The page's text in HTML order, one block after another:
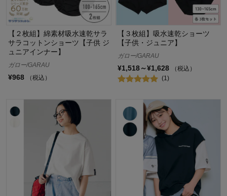
【２枚組】綿素材吸水速乾サラ
サラコットンショーツ【子供 ジ
ュニアインナー】
ガロー/GARAU
¥968 （税込）
【３枚組】吸水速乾ショーツ
【子供・ジュニア】
ガロー/GARAU
¥1,518～¥1,628
（税込）
(1)